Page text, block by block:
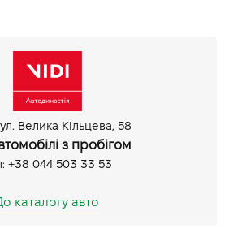
кермо
Велика Кільцева, 58
з пробігом
+38 044 503 33 53
каталогу авто